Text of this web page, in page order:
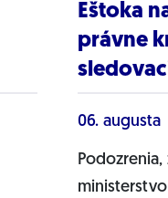
Eštoka
právne
06. augusta